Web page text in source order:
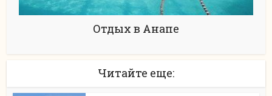
Отдых в Анапе
Читайте еще: